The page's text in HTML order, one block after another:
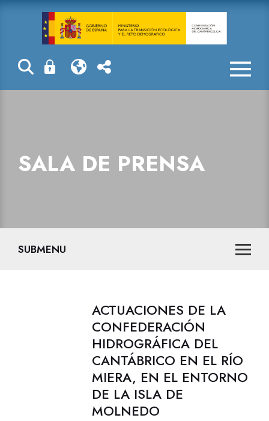
Sala de prensa
SALA DE PRENSA
SUBMENU
ACTUACIONES DE LA
CONFEDERACIÓN
HIDROGRÁFICA DEL
CANTÁBRICO EN EL RÍO
MIERA, EN EL ENTORNO
DE LA ISLA DE
MOLNEDO